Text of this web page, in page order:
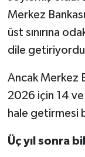
Merkez
üst sınırına
dile
Ancak Merkez
2026 için 14
hale getirmesi
Üç yıl sonra